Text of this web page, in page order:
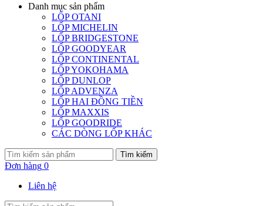
Danh mục sản phẩm
LỐP OTANI
LỐP MICHELIN
LỐP BRIDGESTONE
LỐP GOODYEAR
LỐP CONTINENTAL
LỐP YOKOHAMA
LỐP DUNLOP
LỐP ADVENZA
LỐP HAI ĐỒNG TIỀN
LỐP MAXXIS
LỐP GOODRIDE
CÁC DÒNG LỐP KHÁC
Tìm kiếm
Đơn hàng 0
Liên hệ